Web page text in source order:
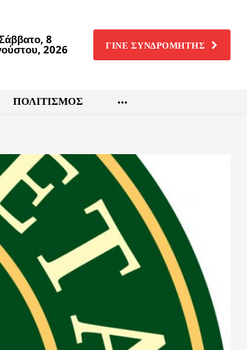
8
2026 ΓΙΝΕ ΣΥΝΔΡΟΜΗΤΗΣ
ΠΟΛΙΤΙΣΜΟΣ